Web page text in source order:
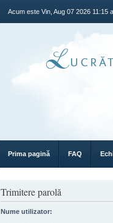
Acum este Vin, Aug 07 2026 11:15
Prima pagină FAQ
Trimitere parolă
Nume utilizator: